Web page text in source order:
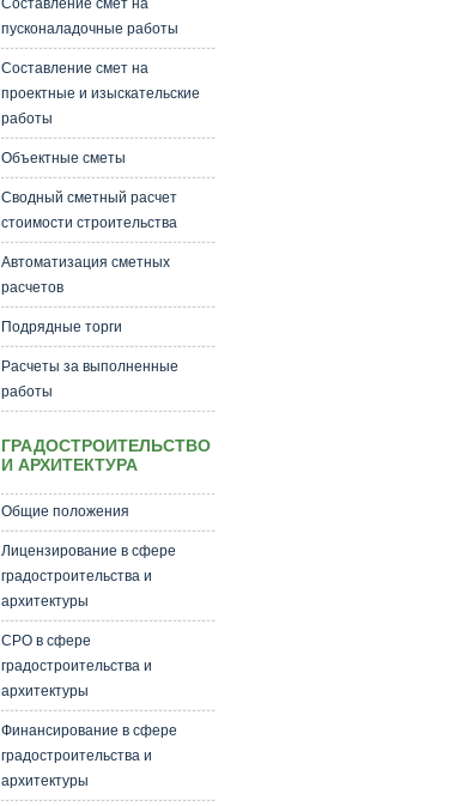
Составление смет на
пусконаладочные работы
Составление смет на
проектные и изыскательские
работы
Объектные сметы
Сводный сметный расчет
стоимости строительства
Автоматизация сметных
расчетов
Подрядные торги
Расчеты за выполненные
работы
ГРАДОСТРОИТЕЛЬСТВО
И АРХИТЕКТУРА
Общие положения
Лицензирование в сфере
градостроительства и
архитектуры
СРО в сфере
градостроительства и
архитектуры
Финансирование в сфере
градостроительства и
архитектуры